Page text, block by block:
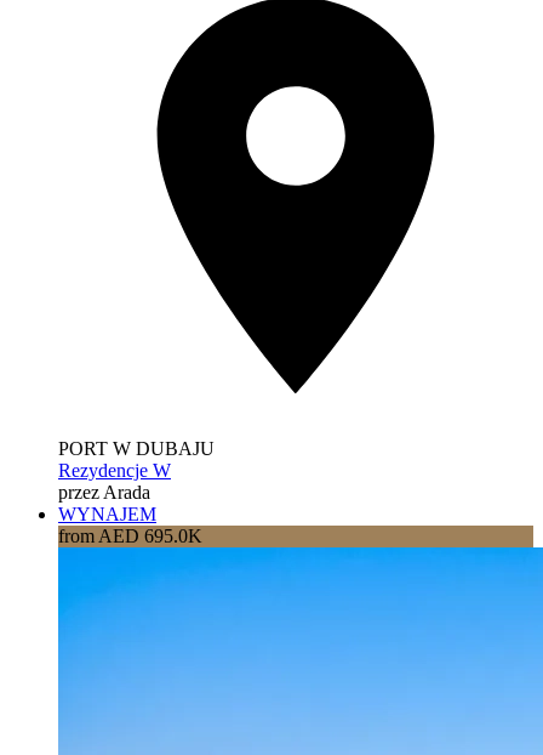
PORT W DUBAJU
Rezydencje W
przez Arada
WYNAJEM
from AED 695.0K